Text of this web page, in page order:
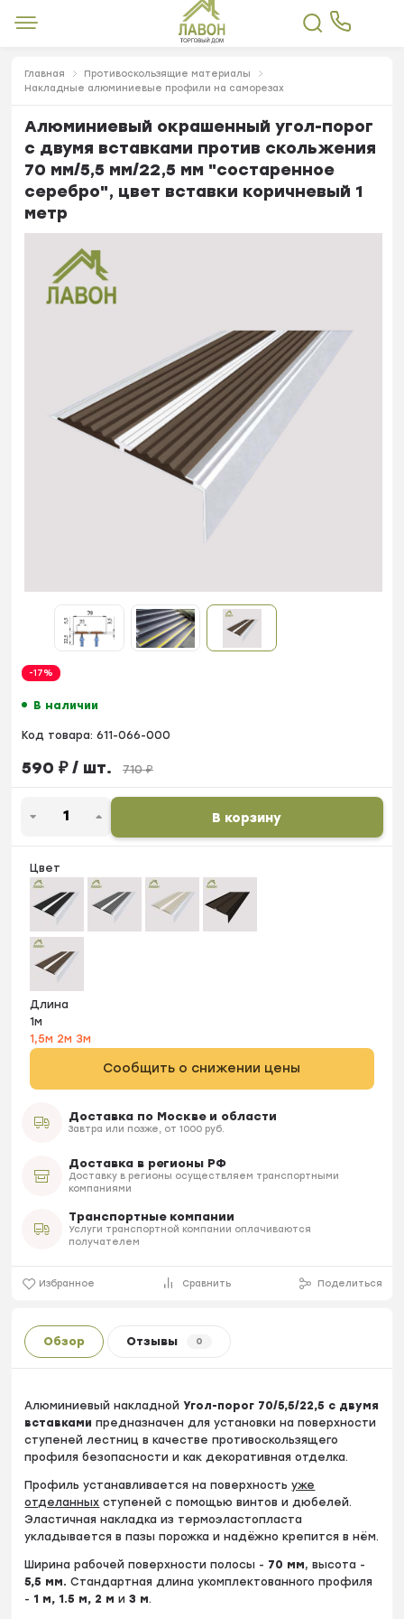
Главная
Противоскользящие материалы
Накладные алюминиевые профили на саморезах
Алюминиевый окрашенный угол-порог
с двумя вставками против скольжения
70 мм/5,5 мм/22,5 мм "состаренное
серебро", цвет вставки коричневый 1
метр
-17%
В наличии
Код товара: 611-066-000
590 ₽/ шт. 710₽
В корзину
Цвет
Длина
1м
1,5м 2м 3м
Сообщить о снижении цены
Доставка по Москве и области
Завтра или позже, от 1000 руб.
Доставка в регионы РФ
Доставку в регионы осуществляем транспортными
компаниями
Транспортные компании
Услуги транспортной компании оплачиваются
получателем
Избранное Сравнить Поделиться
Обзор Отзывы 0
Алюминиевый накладнойУгол-порог 70/5,5/22,5 с двумя
вставками предназначен для установки на поверхности
ступеней лестниц в качестве противоскользящего
профиля безопасности и как декоративная отделка.
Профиль устанавливается на поверхностьуже
отделанных ступеней с помощью винтов и дюбелей.
Эластичная накладка из термоэластопласта
укладывается в пазы порожка и надёжно крепится в нём.
Ширина рабочей поверхности полосы - 70 мм, высота -
5,5 мм.Стандартная длина укомплектованного профиля
- 1 м, 1.5 м, 2 ми3 м.